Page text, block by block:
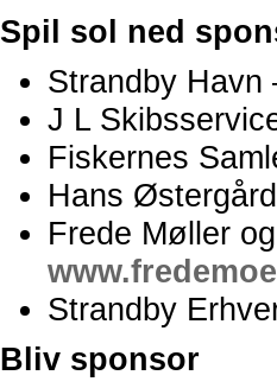
Spil sol ned
Strandby
J L
Fiskernes
Hans
Frede Møller
Strandby
Bliv sponsor